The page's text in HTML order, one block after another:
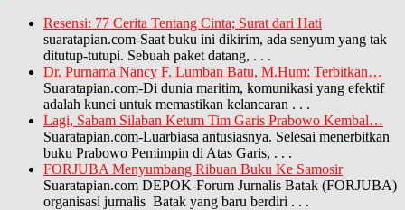
Resensi: 77 Cerita Tentang Cinta; Surat dari Hati
suaratapian.com-Saat buku ini dikirim, ada senyum yang tak
ditutup-tutupi. Sebuah paket datang, . . .
Dr. Purnama Nancy F. Lumban Batu, M.Hum: Terbitkan…
Suaratapian.com-Di dunia maritim, komunikasi yang efektif
adalah kunci untuk memastikan kelancaran . . .
Lagi, Sabam Silaban Ketum Tim Garis Prabowo Kembal…
Suaratapian.com-Luarbiasa antusiasnya. Selesai menerbitkan
buku Prabowo Pemimpin di Atas Garis, . . .
FORJUBA Menyumbang Ribuan Buku Ke Samosir
Suaratapian.com DEPOK-Forum Jurnalis Batak (FORJUBA)
organisasi jurnalis Batak yang baru berdiri . . .